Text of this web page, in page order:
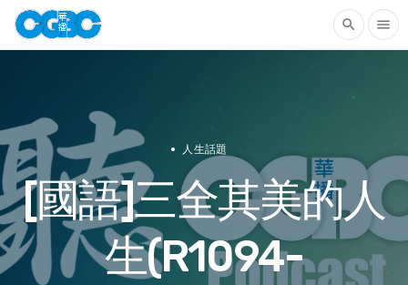
search menu
人生話題
[國語]三全其美的人
生(R1094-